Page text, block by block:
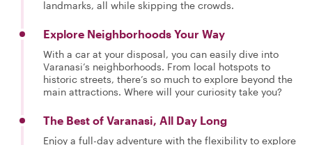
landmarks, all while skipping the crowds.
Explore Neighborhoods Your Way
With a car at your disposal, you can easily dive into
Varanasi’s neighborhoods. From local hotspots to
historic streets, there’s so much to explore beyond the
main attractions. Where will your curiosity take you?
The Best of Varanasi, All Day Long
Enjoy a full-day adventure with the flexibility to explore